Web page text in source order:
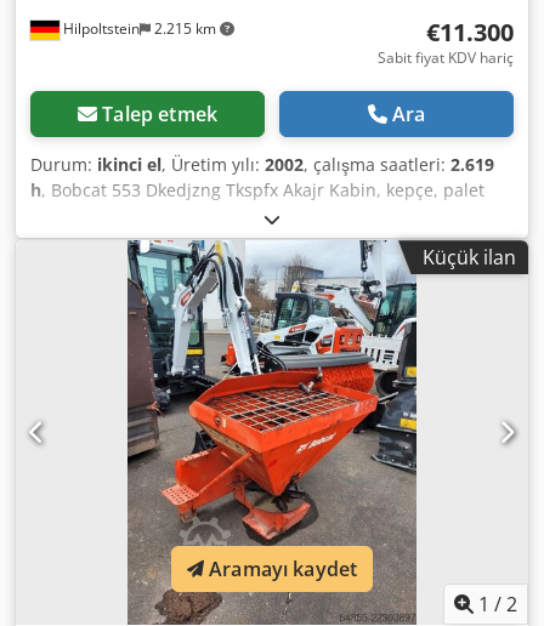
Hilpoltstein 2.215 km €11.300
Sabit fiyat KDV hariç
Talep etmek Ara
Durum: ikinci el, Üretim yılı: 2002, çalışma saatleri: 2.619
h, Bobcat 553 Dkedjzng Tkspfx Akajr Kabin, kepçe, palet
Küçük ilan
1 /2
Aramayı kaydet